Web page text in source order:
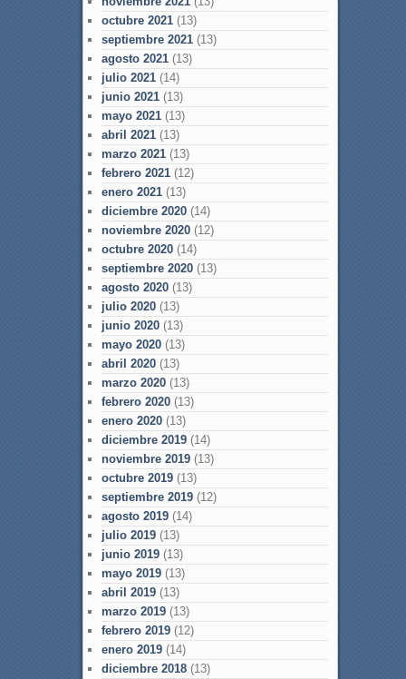
octubre 2021(13)
septiembre 2021(13)
agosto 2021(13)
julio 2021(14)
junio 2021(13)
mayo 2021(13)
abril 2021(13)
marzo 2021(13)
febrero 2021(12)
enero 2021(13)
diciembre 2020(14)
noviembre 2020(12)
octubre 2020(14)
septiembre 2020(13)
agosto 2020(13)
julio 2020(13)
junio 2020(13)
mayo 2020(13)
abril 2020(13)
marzo 2020(13)
febrero 2020(13)
enero 2020(13)
diciembre 2019(14)
noviembre 2019(13)
octubre 2019(13)
septiembre 2019(12)
agosto 2019(14)
julio 2019(13)
junio 2019(13)
mayo 2019(13)
abril 2019(13)
marzo 2019(13)
febrero 2019(12)
enero 2019(14)
diciembre 2018(13)